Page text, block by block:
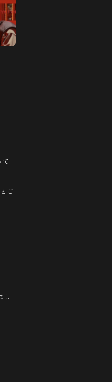
て
ご
し